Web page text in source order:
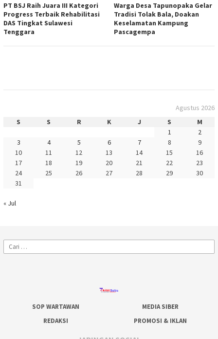
PT BSJ Raih Juara III Kategori
Progress Terbaik Rehabilitasi
DAS Tingkat Sulawesi
Tenggara
Warga Desa Tapunopaka Gelar
Tradisi Tolak Bala, Doakan
Keselamatan Kampung
Pascagempa
Agustus 2026
S
S R K J S
M
1
2
3
4 5 6 7 8
9
10
11 12 13 14 15
16
17
18 19 20 21 22
23
24
25 26 27 28 29
30
31
« Jul
Cari
untuk:
SOP WARTAWAN
MEDIA SIBER
REDAKSI
PROMOSI & IKLAN